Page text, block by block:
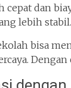
cepat dan
lebih stabil.
bisa